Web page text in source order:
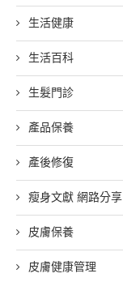
生活健康
生活百科
生髮門診
產品保養
產後修復
瘦身文獻 網路分享
皮膚保養
皮膚健康管理